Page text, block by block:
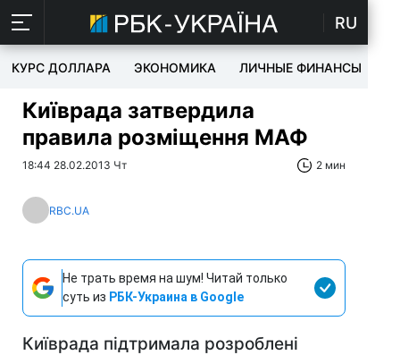
RU
КУРС ДОЛЛАРА ЭКОНОМИКА ЛИЧНЫЕ ФИНАНСЫ
Київрада затвердила
правила розміщення МАФ
18:44 28.02.2013 Чт 2 мин
RBC.UA
Не трать время на шум! Читай только
суть из РБК-Украина в Google
Київрада підтримала розроблені